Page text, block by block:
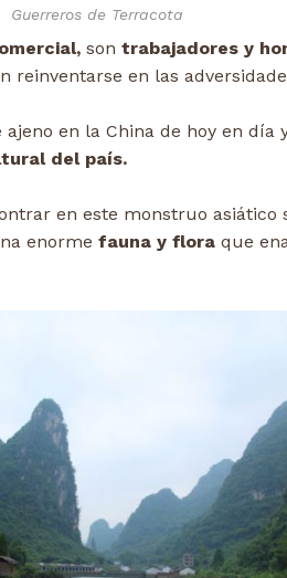
Guerreros de Terracota
son trabajadores y
reinventarse en las
ajeno en la China de hoy en día
del país.
en este monstruo asiático
enorme fauna y flora que